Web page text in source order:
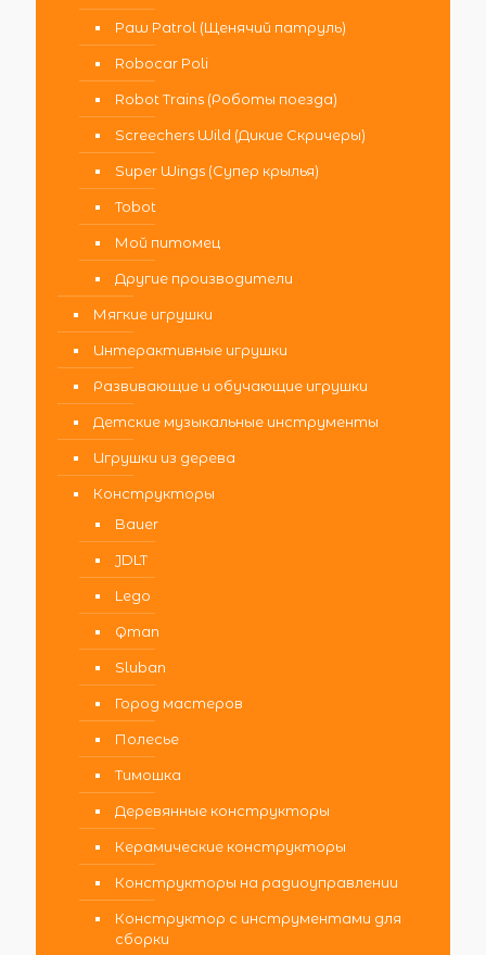
Paw Patrol (Щенячий патруль)
Robocar Poli
Robot Trains (Роботы поезда)
Screechers Wild (Дикие Скричеры)
Super Wings (Супер крылья)
Tobot
Мой питомец
Другие производители
Мягкие игрушки
Интерактивные игрушки
Развивающие и обучающие игрушки
Детские музыкальные инструменты
Игрушки из дерева
Конструкторы
Bauer
JDLT
Lego
Qman
Sluban
Город мастеров
Полесье
Тимошка
Деревянные конструкторы
Керамические конструкторы
Конструкторы на радиоуправлении
Конструктор с инструментами для
сборки